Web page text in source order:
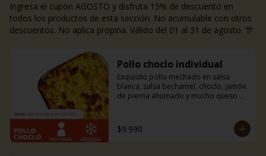
Ingresa el cupón AGOSTO y disfruta 15% de descuento en
todos los productos de esta sección. No acumulable con otros
descuentos. No aplica propina. Válido del 01 al 31 de agosto. 🎊
Pollo choclo individual
Exquisito pollo mechado en salsa
blanca, salsa bechamel, choclo, jamón
de pierna ahumado y mucho queso
la casa.
$9.990